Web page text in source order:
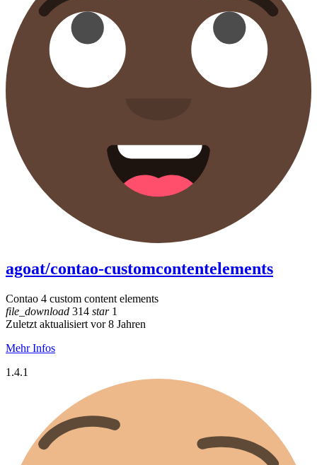
agoat/contao-customcontentelements
Contao 4 custom content elements
file_download 314 star1
Zuletzt aktualisiert vor 8 Jahren
Mehr Infos
1.4.1